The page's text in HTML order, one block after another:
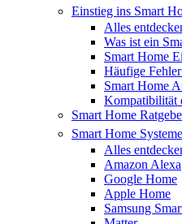
Einstieg ins Smart
Alles
Was ist ein
Smart Home
Häufige
Smart Home
Kompatibilität
Smart Home
Smart Home Systeme
Alles
Amazon Alexa
Google Home
Apple Home
Samsung